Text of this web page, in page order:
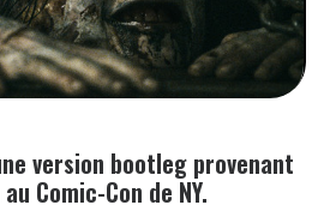
KULTT
version bootleg provenant
Comic-Con de NY.